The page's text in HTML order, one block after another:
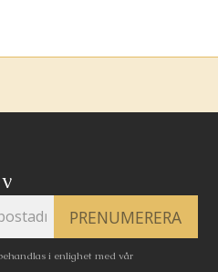
PRENUMERERA
i enlighet med vår